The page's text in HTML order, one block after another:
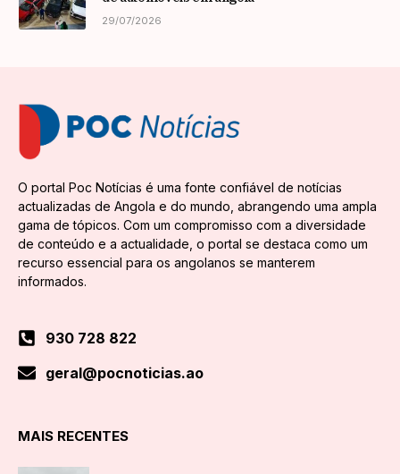
29/07/2026
O portal Poc Notícias é uma fonte confiável de notícias
actualizadas de Angola e do mundo, abrangendo uma ampla
gama de tópicos. Com um compromisso com a diversidade
de conteúdo e a actualidade, o portal se destaca como um
recurso essencial para os angolanos se manterem
informados.
930 728 822
geral@pocnoticias.ao
MAIS RECENTES